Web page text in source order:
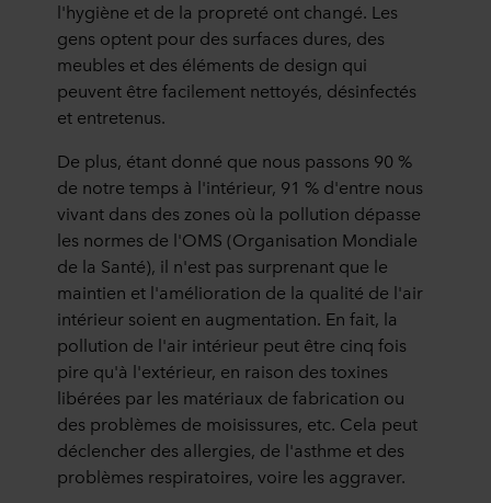
l'hygiène et de la propreté ont changé. Les
gens optent pour des surfaces dures, des
meubles et des éléments de design qui
peuvent être facilement nettoyés, désinfectés
et entretenus.
De plus, étant donné que nous passons 90 %
de notre temps à l'intérieur, 91 % d'entre nous
vivant dans des zones où la pollution dépasse
les normes de l'OMS (Organisation Mondiale
de la Santé), il n'est pas surprenant que le
maintien et l'amélioration de la qualité de l'air
intérieur soient en augmentation. En fait, la
pollution de l'air intérieur peut être cinq fois
pire qu'à l'extérieur, en raison des toxines
libérées par les matériaux de fabrication ou
des problèmes de moisissures, etc. Cela peut
déclencher des allergies, de l'asthme et des
problèmes respiratoires, voire les aggraver.